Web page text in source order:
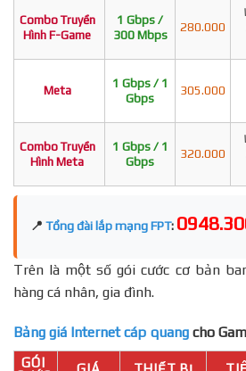
Combo Truyền
Hình F-Game
1 Gbps /
300 Mbps
280.000
Meta
1 Gbps / 1
Gbps
305.000
Combo Truyền
Hình Meta
1 Gbps / 1
Gbps
320.000
📍 Tổng đài lắp mạng FPT:
Trên là một số gói cước cơ bản
hàng cá nhân, gia đình.
Bảng giá Internet cáp quang cho
GÓI